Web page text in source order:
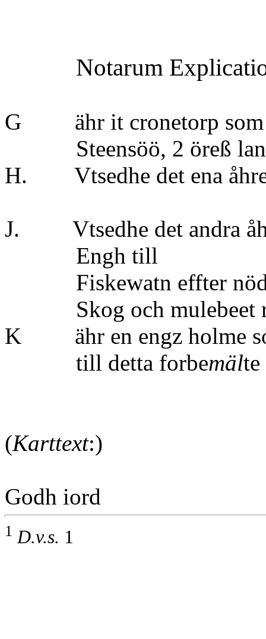
Notarum
G ähr it cronetorp som
Steensöö, 2 öreß
H. Vtsedhe det
J. Vtsedhe det
Engh
Fiskewatn effter
Skog och mulebeet
K ähr en engz holme
till detta forbemäl
(Karttext:)
Godh iord
1 D.v.s. 1